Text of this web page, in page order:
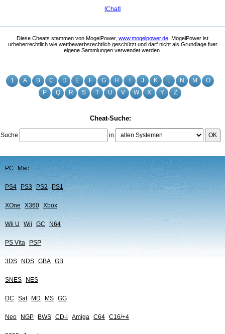
1 A B C D E F G H J K L N M
O
P
Q R S T U V W X Y Z
Cheat-Suche:
Suche in OK
PC Mac
PS4 PS3 PS2 PS1
XOne X360 Xbox
Wii U Wii GC N64
PS Vita PSP
3DS NDS GBA GB
SNES NES
DC Sat MD MS GG
Neo NGP BWS CD-i Amiga C64 C16/+4
[Chat]
Diese Cheats stammen von MogelPower, www.mogelpower.de . MogelPower ist
urheberrechtlich wie wettbewerbsrechtlich geschützt und darf nicht als Grundlage fuer
eigene Sammlungen verwendet werden.